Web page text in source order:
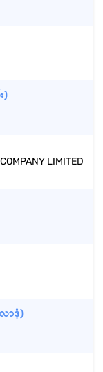
)
LIMITED
လာဒုံ)